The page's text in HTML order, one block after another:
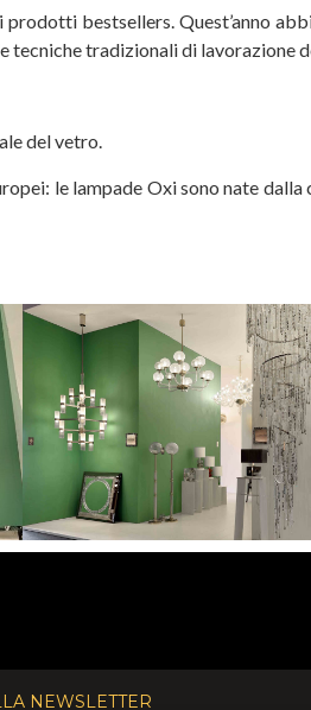
bestsellers. Quest’anno
tradizionali di lavorazione
del vetro.
le lampade Oxi sono nate
NEWSLETTER